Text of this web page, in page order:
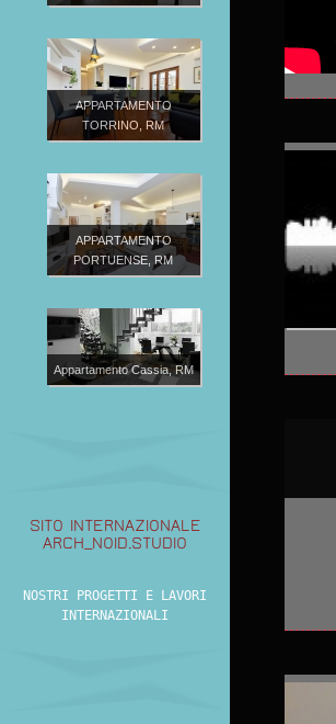
APPARTAMENTO
TORRINO, RM
APPARTAMENTO
PORTUENSE, RM
Appartamento Cassia, RM
SITO INTERNAZIONALE
ARCH_NOID.STUDIO
NOSTRI PROGETTI E LAVORI
INTERNAZIONALI